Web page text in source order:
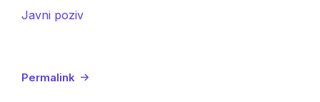
Javni poziv
Permalink